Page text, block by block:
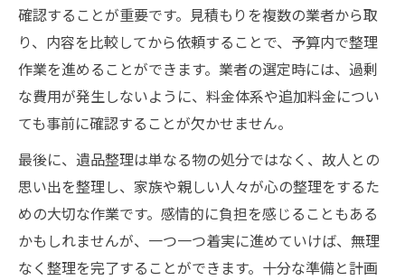
確認することが重要です。見積もりを複数の業者から取
り、内容を比較してから依頼することで、予算内で整理
作業を進めることができます。業者の選定時には、過剰
な費用が発生しないように、料金体系や追加料金につい
ても事前に確認することが欠かせません。
最後に、遺品整理は単なる物の処分ではなく、故人との
思い出を整理し、家族や親しい人々が心の整理をするた
めの大切な作業です。感情的に負担を感じることもある
かもしれませんが、一つ一つ着実に進めていけば、無理
なく整理を完了することができます。十分な準備と計画